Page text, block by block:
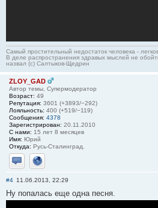
Самый простительный недостаток человека -
В деле распространения здравых мыслей не
назвал (c) Салтыков-Щедрин
ZLOY_GAD
Автор темы, Супермодератор
Возраст: 49
Репутация: 3601 (+3893/−292)
Лояльность: 400 (+519/−119)
Сообщения: 4378
Зарегистрирован: 20.11.2010
С нами: 15 лет 8 месяцев
Имя: Юрий
Откуда: Русь-Сталинград.
Отправить личное сообщение
Сайт
#4 11.06.2013, 22:29
Ну попалась еще одна песня.